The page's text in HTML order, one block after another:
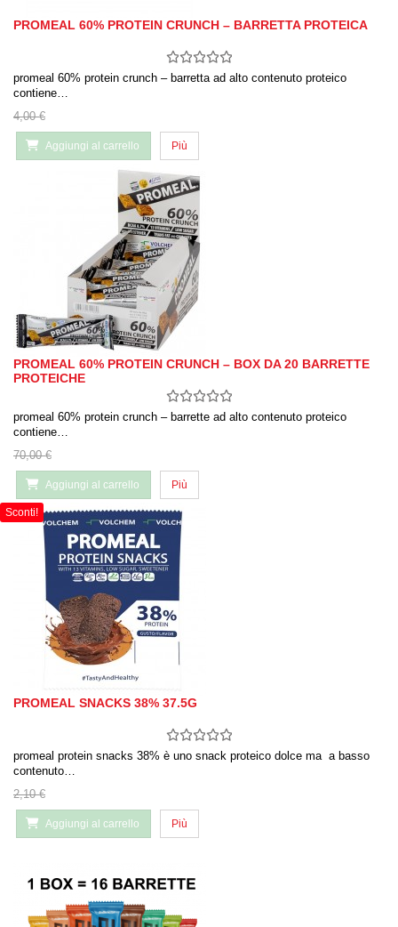
PROMEAL 60% PROTEIN CRUNCH – BARRETTA PROTEICA
promeal 60% protein crunch – barretta ad alto contenuto proteico
contiene…
4,00 €
Aggiungi al carrello Più
PROMEAL 60% PROTEIN CRUNCH – BOX DA 20 BARRETTE
PROTEICHE
promeal 60% protein crunch – barrette ad alto contenuto proteico
contiene…
70,00 €
Aggiungi al carrello Più
Sconti!
PROMEAL SNACKS 38% 37.5G
promeal protein snacks 38% è uno snack proteico dolce ma a basso
contenuto…
2,10 €
Aggiungi al carrello Più